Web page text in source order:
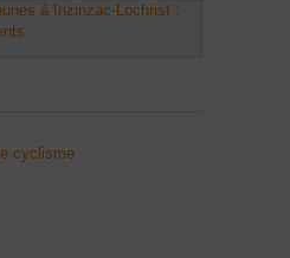
à Inzinzac-Lochrist :
cyclisme